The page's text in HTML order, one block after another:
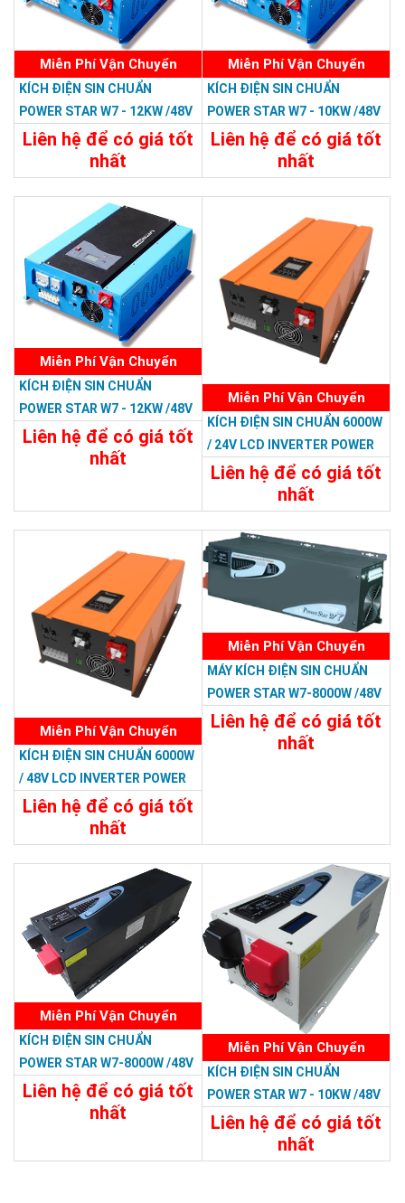
Miễn Phí Vận Chuyển
KÍCH ĐIỆN SIN CHUẨN
POWER STAR W7 - 12KW /48V
LCD
Liên hệ để có giá tốt
nhất
35.988.000đ
Đặt Mua
Miễn Phí Vận Chuyển
KÍCH ĐIỆN SIN CHUẨN
POWER STAR W7 - 10KW /48V
LCD
Liên hệ để có giá tốt
nhất
33.588.000đ
Miễn Phí Vận Chuyển
KÍCH ĐIỆN SIN CHUẨN
POWER STAR W7 - 12KW /48V
Liên hệ để có giá tốt
nhất
Chi Tiết Đặt Mua
Miễn Phí Vận Chuyển
KÍCH ĐIỆN SIN CHUẨN 6000W
/ 24V LCD INVERTER POWER
RP
Liên hệ để có giá tốt
nhất
22.788.000đ
Chi Tiết Đặt Mua
Miễn Phí Vận Chuyển
KÍCH ĐIỆN SIN CHUẨN 6000W
/ 48V LCD INVERTER POWER
RP
Liên hệ để có giá tốt
nhất
23.988.000đ
Đặt Mua
Miễn Phí Vận Chuyển
MÁY KÍCH ĐIỆN SIN CHUẨN
POWER STAR W7-8000W /48V
Liên hệ để có giá tốt
nhất
Miễn Phí Vận Chuyển
KÍCH ĐIỆN SIN CHUẨN
POWER STAR W7-8000W /48V
LCD
Liên hệ để có giá tốt
nhất
Chi Tiết Đặt Mua
Miễn Phí Vận Chuyển
KÍCH ĐIỆN SIN CHUẨN
POWER STAR W7 - 10KW /48V
Liên hệ để có giá tốt
nhất
32.394.000đ